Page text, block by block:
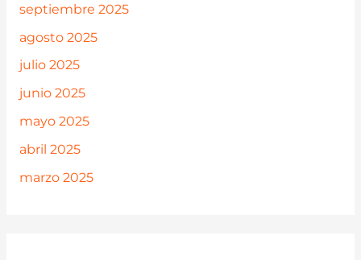
septiembre 2025
agosto 2025
julio 2025
junio 2025
mayo 2025
abril 2025
marzo 2025